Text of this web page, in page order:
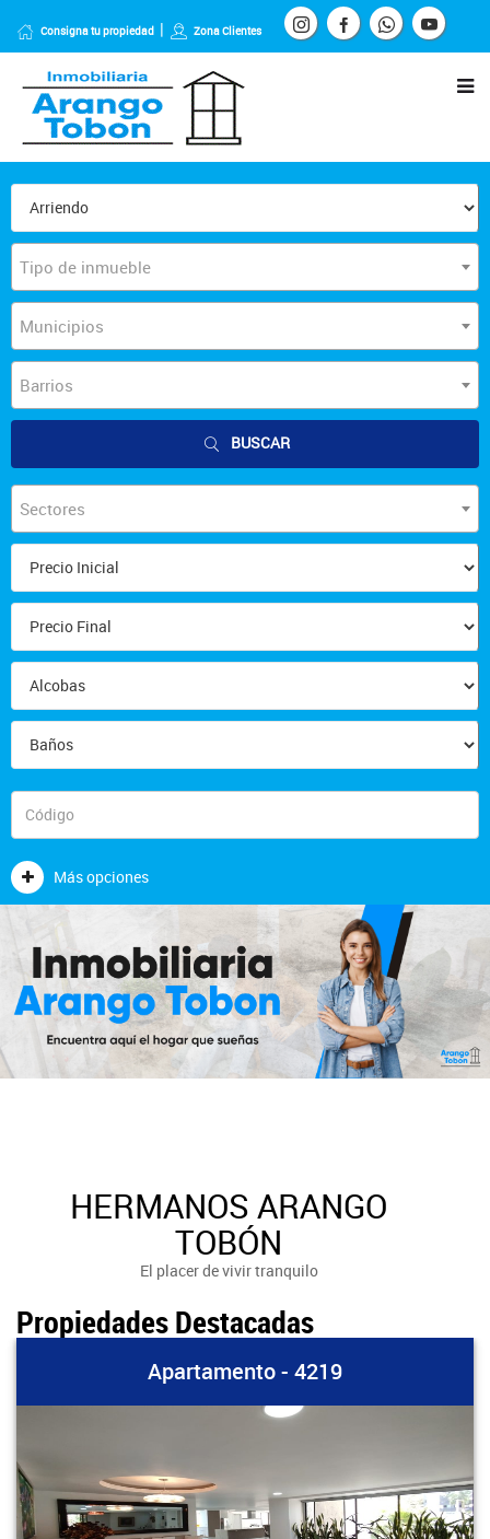
Consigna tu propiedad Zona Clientes
Tipo de inmueble
Municipios
Barrios
BUSCAR
Sectores
Más opciones
HERMANOS ARANGO
TOBÓN
El placer de vivir tranquilo
Propiedades Destacadas
Apartamento - 4219